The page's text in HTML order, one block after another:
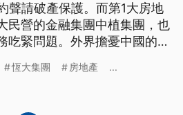
聲請破產保護。而第1大房地
民營的金融集團中植集團，也
吃緊問題。外界擔憂中國的金
恆大集團 房地產 ...